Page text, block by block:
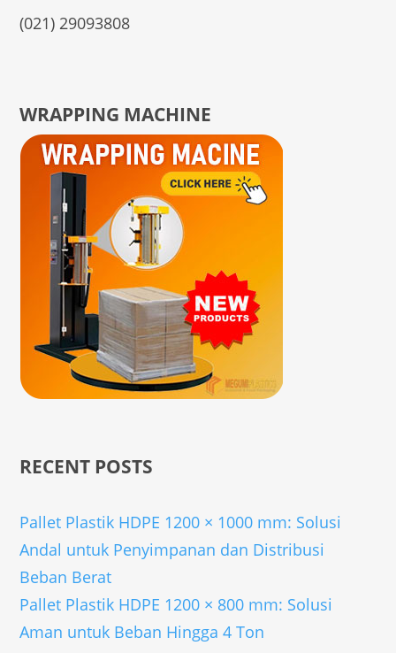
(021) 29093808
WRAPPING MACHINE
RECENT POSTS
Pallet Plastik HDPE 1200 × 1000 mm: Solusi
Andal untuk Penyimpanan dan Distribusi
Beban Berat
Pallet Plastik HDPE 1200 × 800 mm: Solusi
Aman untuk Beban Hingga 4 Ton